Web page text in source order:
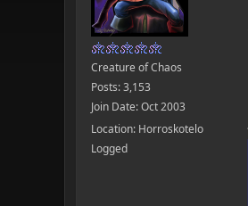
Creature of Chaos
Posts: 3,153
Join Date: Oct 2003
Location: Horroskotelo
Logged